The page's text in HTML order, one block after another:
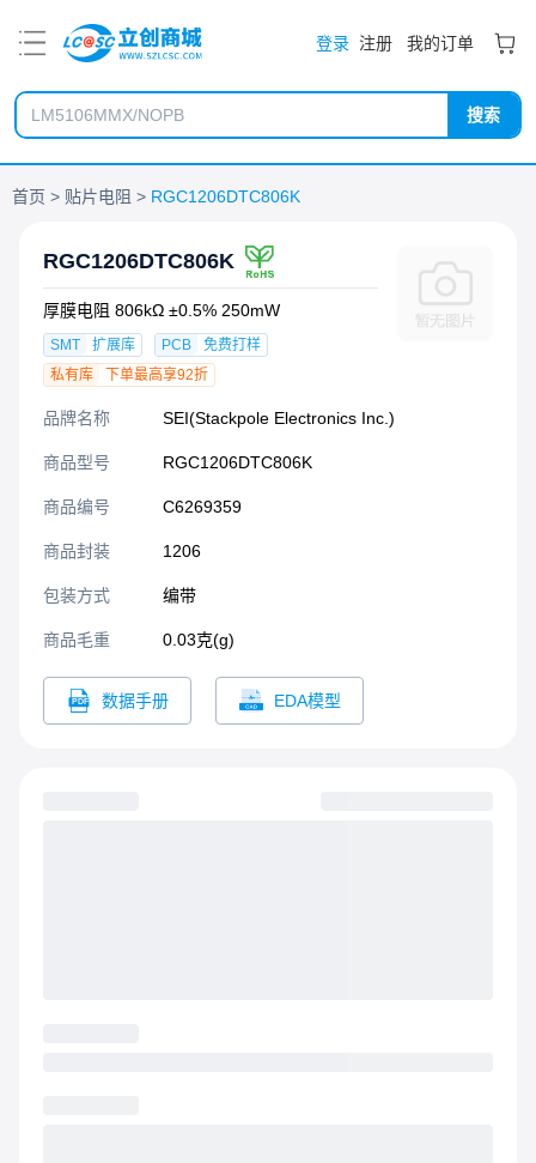
登录 注册 我的订单
搜索
首页 贴片电阻 RGC1206DTC806K
RGC1206DTC806K
厚膜电阻 806kΩ ±0.5% 250mW
SMT 扩展库 PCB
免费打样
私有库
下单最高享92折
品牌名称 SEI(Stackpole Electronics Inc.)
商品型号 RGC1206DTC806K
商品编号 C6269359
商品封装 1206​
包装方式 编带
商品毛重 0.03克(g)
数据手册 EDA模型